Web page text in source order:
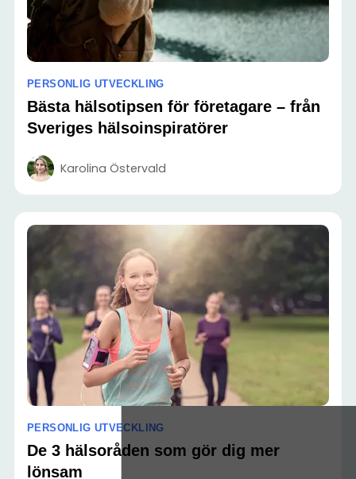
PERSONLIG UTVECKLING
Bästa hälsotipsen för företagare – från
Sveriges hälsoinspiratörer
Karolina Östervald
PERSONLIG UTVECKLING
De 3 hälsoråden som gör dig mer
lönsam